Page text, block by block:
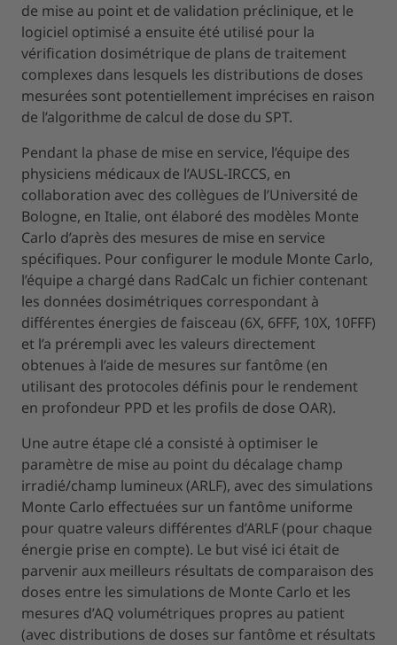
de mise au point et de validation préclinique, et le
logiciel optimisé a ensuite été utilisé pour la
vérification dosimétrique de plans de traitement
complexes dans lesquels les distributions de doses
mesurées sont potentiellement imprécises en raison
de l’algorithme de calcul de dose du SPT.
Pendant la phase de mise en service, l’équipe des
physiciens médicaux de l’AUSL-IRCCS, en
collaboration avec des collègues de l’Université de
Bologne, en Italie, ont élaboré des modèles Monte
Carlo d’après des mesures de mise en service
spécifiques. Pour configurer le module Monte Carlo,
l’équipe a chargé dans RadCalc un fichier contenant
les données dosimétriques correspondant à
différentes énergies de faisceau (6X, 6FFF, 10X, 10FFF)
et l’a prérempli avec les valeurs directement
obtenues à l’aide de mesures sur fantôme (en
utilisant des protocoles définis pour le rendement
en profondeur PPD et les profils de dose OAR).
Une autre étape clé a consisté à optimiser le
paramètre de mise au point du décalage champ
irradié/champ lumineux (ARLF), avec des simulations
Monte Carlo effectuées sur un fantôme uniforme
pour quatre valeurs différentes d’ARLF (pour chaque
énergie prise en compte). Le but visé ici était de
parvenir aux meilleurs résultats de comparaison des
doses entre les simulations de Monte Carlo et les
mesures d’AQ volumétriques propres au patient
(avec distributions de doses sur fantôme et résultats